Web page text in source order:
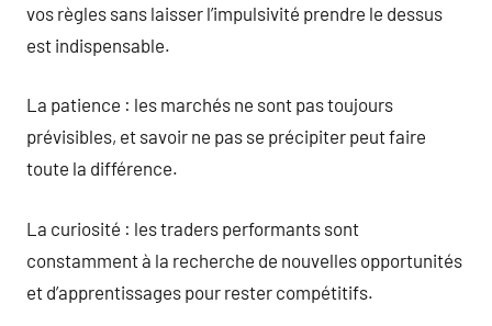
vos règles sans laisser l’impulsivité prendre le dessus
est indispensable.
La patience : les marchés ne sont pas toujours
prévisibles, et savoir ne pas se précipiter peut faire
toute la différence.
La curiosité : les traders performants sont
constamment à la recherche de nouvelles opportunités
et d’apprentissages pour rester compétitifs.